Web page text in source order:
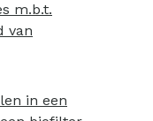
m.b.t.
van
in een